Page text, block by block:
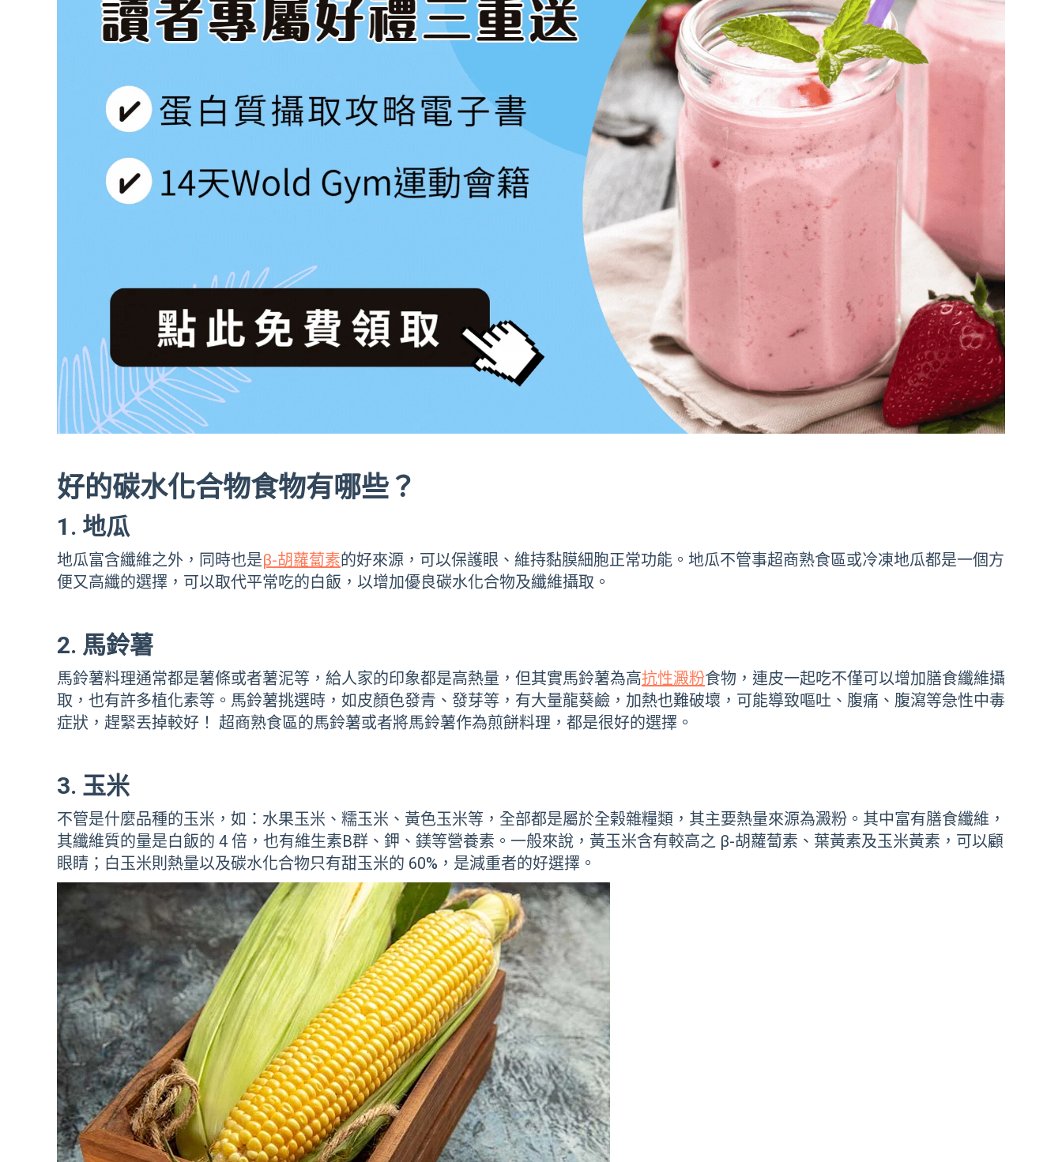
好的碳水化合物食物有哪些？
1. 地瓜
地瓜富含纖維之外，同時也是β-胡蘿蔔素的好來源，可以保護眼、維持黏膜細胞正常功能。地瓜不管事超商熟食區或冷凍地瓜都是一個方
便又高纖的選擇，可以取代平常吃的白飯，以增加優良碳水化合物及纖維攝取。
2. 馬鈴薯
馬鈴薯料理通常都是薯條或者薯泥等，給人家的印象都是高熱量，但其實馬鈴薯為高抗性澱粉食物，連皮一起吃不僅可以增加膳食纖維攝
取，也有許多植化素等。馬鈴薯挑選時，如皮顏色發青、發芽等，有大量龍葵鹼，加熱也難破壞，可能導致嘔吐、腹痛、腹瀉等急性中毒
症狀，趕緊丟掉較好！ 超商熟食區的馬鈴薯或者將馬鈴薯作為煎餅料理，都是很好的選擇。
3. 玉米
不管是什麼品種的玉米，如：水果玉米、糯玉米、黃色玉米等，全部都是屬於全榖雜糧類，其主要熱量來源為澱粉。其中富有膳食纖維，
其纖維質的量是白飯的 4 倍，也有維生素B群、鉀、鎂等營養素。一般來說，黃玉米含有較高之 β-胡蘿蔔素、葉黃素及玉米黃素，可以顧
眼睛；白玉米則熱量以及碳水化合物只有甜玉米的 60%，是減重者的好選擇。